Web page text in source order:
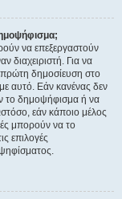
να επεξεργαστούν
διαχειριστή. Για να
πρώτη δημοσίευση στο
αυτό. Εάν κανένας δεν
το δημοψήφισμα ή να
εάν κάποιο μέλος
μπορούν να το
επιλογές